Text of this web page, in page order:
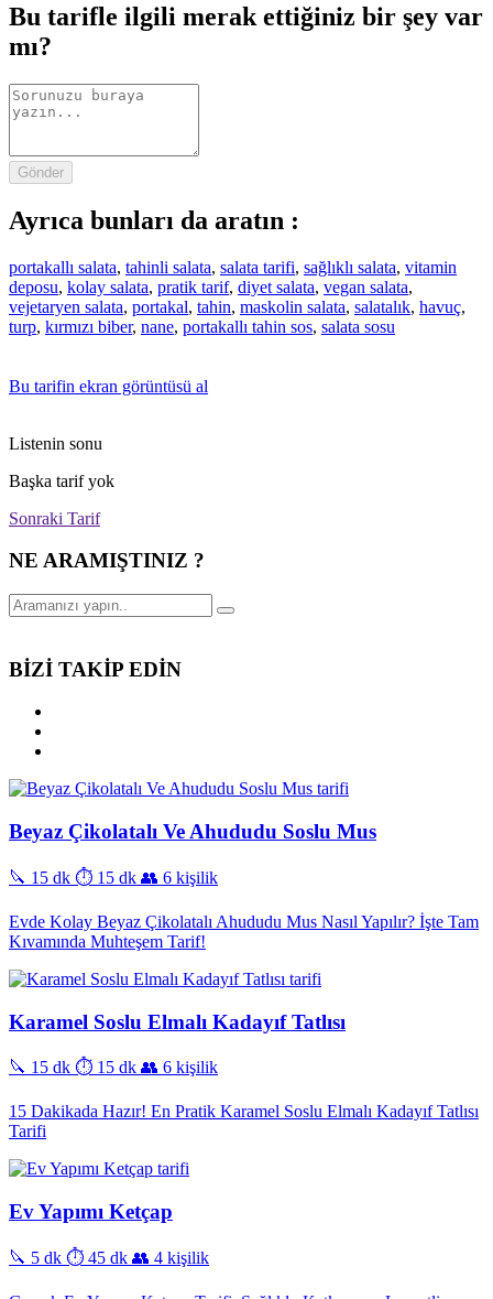
Bu tarifle ilgili merak ettiğiniz bir şey var
mı?
Gönder
Ayrıca bunları da aratın :
portakallı salata, tahinli salata, salata tarifi, sağlıklı salata, vitamin
deposu, kolay salata, pratik tarif, diyet salata, vegan salata,
vejetaryen salata, portakal, tahin, maskolin salata, salatalık, havuç,
turp, kırmızı biber, nane, portakallı tahin sos, salata sosu
Bu tarifin ekran görüntüsü al
Listenin sonu
Başka tarif yok
Sonraki Tarif
NE ARAMIŞTINIZ ?
BİZİ TAKİP EDİN
Beyaz Çikolatalı Ve Ahududu Soslu Mus
🔪 15 dk ⏱️ 15 dk 👥 6 kişilik
Evde Kolay Beyaz Çikolatalı Ahududu Mus Nasıl Yapılır? İşte Tam
Kıvamında Muhteşem Tarif!
Karamel Soslu Elmalı Kadayıf Tatlısı
🔪 15 dk ⏱️ 15 dk 👥 6 kişilik
15 Dakikada Hazır! En Pratik Karamel Soslu Elmalı Kadayıf Tatlısı
Tarifi
Ev Yapımı Ketçap
🔪 5 dk ⏱️ 45 dk 👥 4 kişilik